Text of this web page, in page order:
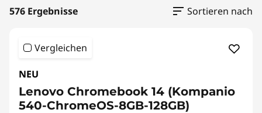
576 Ergebnisse Sortieren nach
Vergleichen
NEU
Lenovo Chromebook 14 (Kompanio
540-ChromeOS-8GB-128GB)